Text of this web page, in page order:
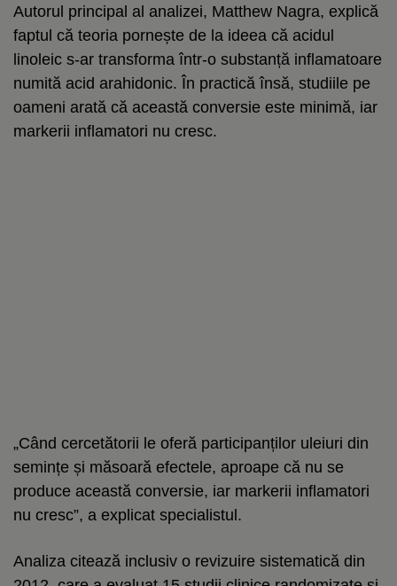
Autorul principal al analizei, Matthew Nagra, explică
faptul că teoria pornește de la ideea că acidul
linoleic s-ar transforma într-o substanță inflamatoare
numită acid arahidonic. În practică însă, studiile pe
oameni arată că această conversie este minimă, iar
markerii inflamatori nu cresc.
„Când cercetătorii le oferă participanților uleiuri din
semințe și măsoară efectele, aproape că nu se
produce această conversie, iar markerii inflamatori
nu cresc”, a explicat specialistul.
Analiza citează inclusiv o revizuire sistematică din